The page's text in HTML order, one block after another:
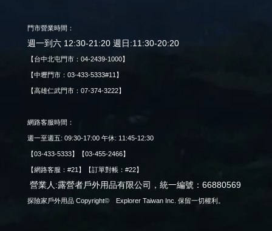
門市營業時間：
週一到六 12:30-21:20 週日:11:30-20:20
【台中北屯門市：04-2439-1000】
【中壢門市：03-433-5333#11】
【高雄仁武門市：07-374-3222】
網路客服時間：
週一至週五: 09:30-17:00 午休: 11:45-12:30
【03-433-5333】【03-455-2466】
【網路客服：#21】【訂單對帳：#22】
營業人:露營者戶外用品有限公司，統一編號：66880569
探險家戶外用品 Copyright© Explorer Taiwan Inc. 保留一切權利。